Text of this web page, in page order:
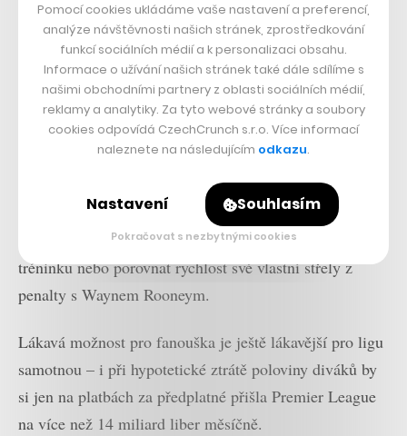
Premier League se rozhodne místo prodeje vysílacích
práv spustit vlastní platformu na principu měsíční
platby, tak jak to známe ze Spotify nebo Netflixu. Cenu
nastaví na přijatelných 5,99 libry měsíčně za jednoho
uživatele a mimo živého sledování všech utkání nabídne
tzv. in-app purchases, které prakticky smažou bariéru
mezi divákem a hráči, potažmo realizačním týmem
klubu. Divák může získat virtuální přístup do zákulisí
svého oblíbeného týmu, „zúčastnit“ se předzápasového
tréninku nebo porovnat rychlost své vlastní střely z
penalty s Waynem Rooneym.
Lákavá možnost pro fanouška je ještě lákavější pro ligu
samotnou – i při hypotetické ztrátě poloviny diváků by
si jen na platbách za předplatné přišla Premier League
na více než 14 miliard liber měsíčně.
Pomocí cookies ukládáme vaše nastavení a preferencí,
analýze návštěvnosti našich stránek, zprostředkování
funkcí sociálních médií a k personalizaci obsahu.
Informace o užívání našich stránek také dále sdílíme s
našimi obchodními partnery z oblasti sociálních médií,
reklamy a analytiky. Za tyto webové stránky a soubory
cookies odpovídá CzechCrunch s.r.o. Více informací
naleznete na následujícím odkazu.
Nastavení Souhlasím
Pokračovat s nezbytnými cookies